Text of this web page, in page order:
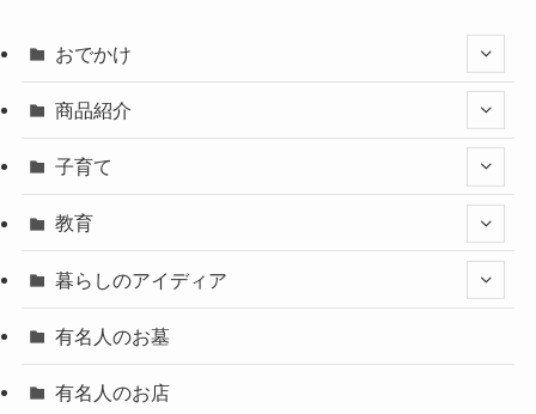
おでかけ
商品紹介
子育て
教育
暮らしのアイディア
有名人のお墓
有名人のお店